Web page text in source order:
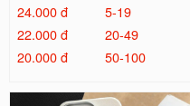
24.000 đ
5-19
22.000 đ
20-49
20.000 đ
50-100